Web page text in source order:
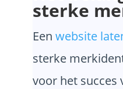
sterke
Een website
sterke
voor het succes